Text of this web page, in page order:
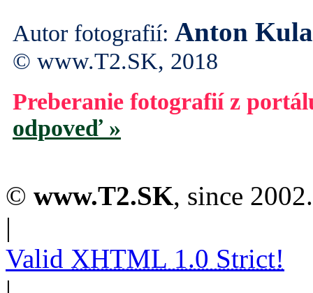
Autor fotografií: Anton
© www.T2.SK, 2018
Preberanie fotografií z
odpoveď »
© www.T2.SK, since 2002.
|
Valid XHTML 1.0 Strict!